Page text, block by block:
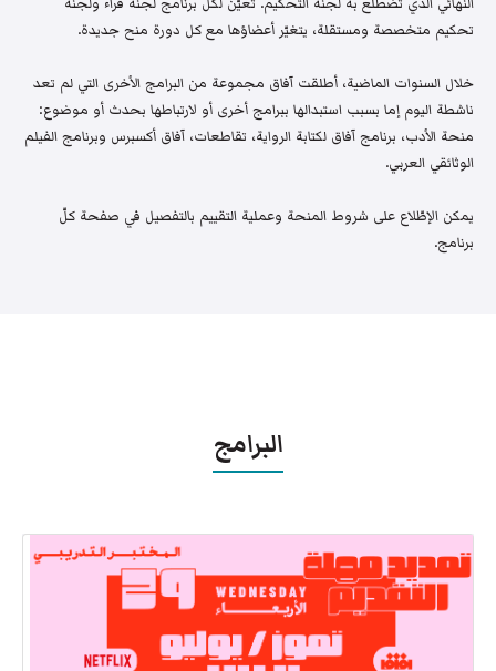
تحكيم متخصصة ومستقلة، يتغيّر أعضاؤها مع كل دورة منح جديدة.
خلال السنوات الماضية، أطلقت آفاق مجموعة من البرامج الأخرى التي لم تعد
ناشطة اليوم إما بسبب استبدالها ببرامج أخرى أو لارتباطها بحدث أو موضوع:
منحة الأدب، برنامج آفاق لكتابة الرواية، تقاطعات، آفاق أكسبرس وبرنامج الفيلم
الوثائقي العربي.
يمكن الإطّلاع على شروط المنحة وعملية التقييم بالتفصيل في صفحة كلّ
برنامج.
البرامج